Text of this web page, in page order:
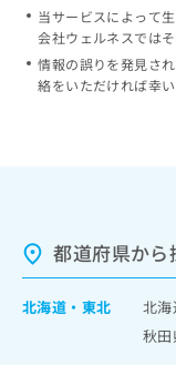
当サービスによって
会社ウェルネスでは
情報の誤りを発見さ
絡をいただければ幸い
都道府県から
北海道 ・ 東北 北海
秋田